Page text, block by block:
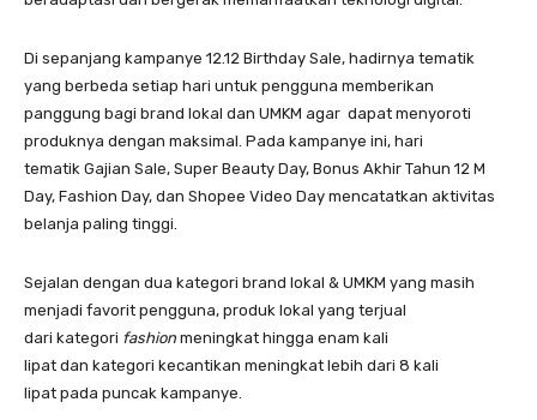
Di sepanjang kampanye 12.12 Birthday Sale, hadirnya tematik
yang berbeda setiap hari untuk pengguna memberikan
panggung bagi brand lokal dan UMKM agar dapat menyoroti
produknya dengan maksimal. Pada kampanye ini, hari
tematik Gajian Sale, Super Beauty Day, Bonus Akhir Tahun 12 M
Day, Fashion Day, dan Shopee Video Day mencatatkan aktivitas
belanja paling tinggi.
Sejalan dengan dua kategori brand lokal & UMKM yang masih
menjadi favorit pengguna, produk lokal yang terjual
dari kategori fashion meningkat hingga enam kali
lipat dan kategori kecantikan meningkat lebih dari 8 kali
lipat pada puncak kampanye.